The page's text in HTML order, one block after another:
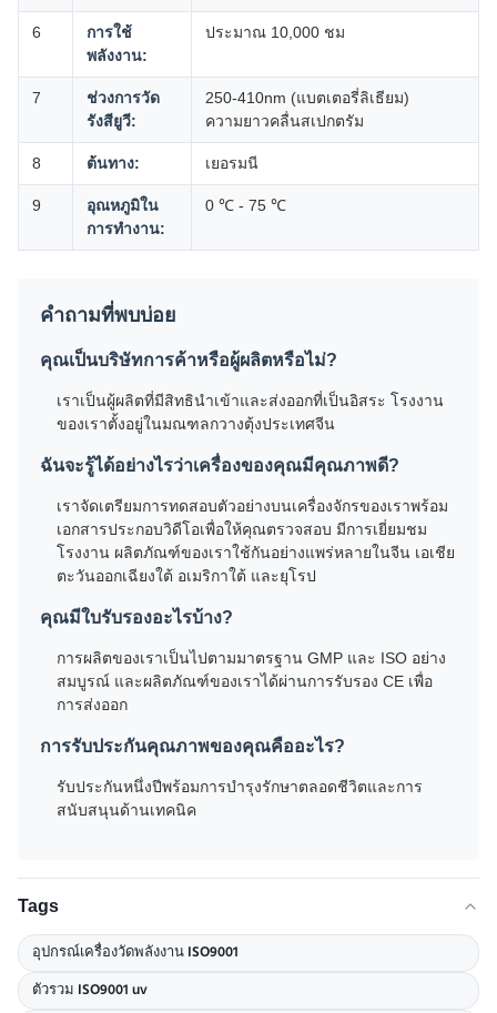
6
การใช้
พลังงาน:
ประมาณ 10,000 ชม
7
ช่วงการวัด
รังสียูวี:
250-410nm (แบตเตอรี่ลิเธียม)
ความยาวคลื่นสเปกตรัม
8 ต้นทาง: เยอรมนี
9
อุณหภูมิใน
การทำงาน:
0 ℃ - 75 ℃
คำถามที่พบบ่อย
คุณเป็นบริษัทการค้าหรือผู้ผลิตหรือไม่?
เราเป็นผู้ผลิตที่มีสิทธินำเข้าและส่งออกที่เป็นอิสระ โรงงาน
ของเราตั้งอยู่ในมณฑลกวางตุ้งประเทศจีน
ฉันจะรู้ได้อย่างไรว่าเครื่องของคุณมีคุณภาพดี?
เราจัดเตรียมการทดสอบตัวอย่างบนเครื่องจักรของเราพร้อม
เอกสารประกอบวิดีโอเพื่อให้คุณตรวจสอบ มีการเยี่ยมชม
โรงงาน ผลิตภัณฑ์ของเราใช้กันอย่างแพร่หลายในจีน เอเชีย
ตะวันออกเฉียงใต้ อเมริกาใต้ และยุโรป
คุณมีใบรับรองอะไรบ้าง?
การผลิตของเราเป็นไปตามมาตรฐาน GMP และ ISO อย่าง
สมบูรณ์ และผลิตภัณฑ์ของเราได้ผ่านการรับรอง CE เพื่อ
การส่งออก
การรับประกันคุณภาพของคุณคืออะไร?
รับประกันหนึ่งปีพร้อมการบำรุงรักษาตลอดชีวิตและการ
สนับสนุนด้านเทคนิค
Tags
อุปกรณ์เครื่องวัดพลังงาน ISO9001
ตัวรวม ISO9001 uv